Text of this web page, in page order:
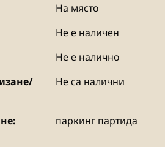
На място
Не е наличен
Не е налично
Не са налични
паркинг партида